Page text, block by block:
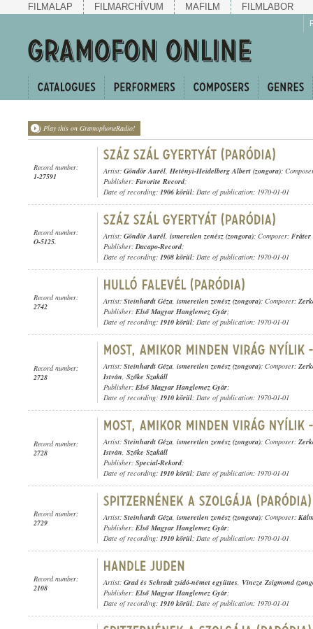
FILMALAP FILMARCHÍVUM MAFILM FILMLABOR
Play this on GramophoneRadio!
Record number:
1-27591
Artist: Göndör Aurél, Hetényi-Heidelberg Albert (zongora);
Publisher: Favorite Record;
Date of recording: 1906 körül; Date of publication: 1970-01-01
Record number:
O-5125.
Artist: Göndör Aurél, ismeretlen zenész (zongora); Composer: Fráter
Publisher:Dacapo-Record;
Date of recording: 1908 körül; Date of publication: 1970-01-01
Record number:
2742
Artist: Steinhardt Géza, ismeretlen zenész (zongora); Composer:
Publisher: Első Magyar Hanglemez Gyár;
Date of recording: 1910 körül; Date of publication: 1970-01-01
Record number:
2728
Artist: Steinhardt Géza, ismeretlen zenész (zongora); Composer:
István, Szőke Szakáll
Publisher: Első Magyar Hanglemez Gyár;
Date of recording: 1910 körül; Date of publication: 1970-01-01
Record number:
2728
Artist: Steinhardt Géza, ismeretlen zenész (zongora); Composer:
István, Szőke Szakáll
Publisher: Special-Rekord;
Date of recording: 1910 körül; Date of publication: 1970-01-01
Record number:
2729
Artist: Steinhardt Géza, ismeretlen zenész (zongora); Composer:
Publisher: Első Magyar Hanglemez Gyár;
Date of recording: 1910 körül; Date of publication: 1970-01-01
Record number:
2108
Artist: Grad és Schradt zsidó-német együttes, Vincze Zsigmond
Publisher: Első Magyar Hanglemez Gyár;
Date of recording: 1910 körül; Date of publication: 1970-01-01